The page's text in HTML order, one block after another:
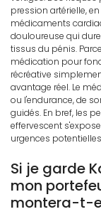
pression artérielle,
médicaments
douloureuse qui
tissus du pénis.
médication pour
récréative
avantage réel. Le
ou l'endurance, de
guidés. En bref, les
effervescent
urgences
Si je garde
mon
montera-t-